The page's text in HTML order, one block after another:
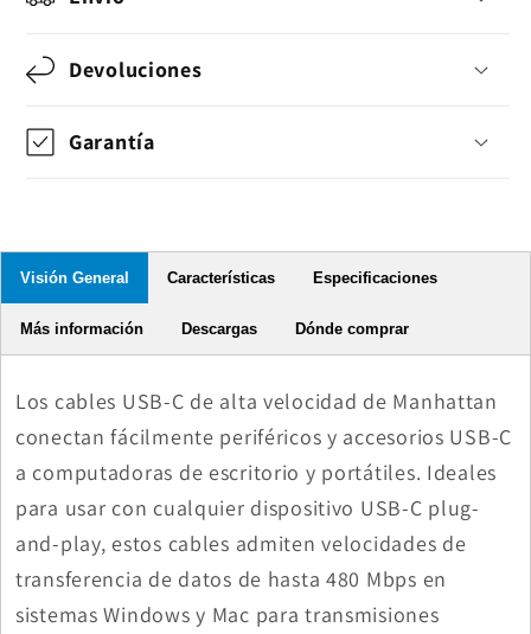
Devoluciones
Garantía
Visión General Características Especificaciones
Más información Descargas Dónde comprar
Los cables USB-C de alta velocidad de Manhattan
conectan fácilmente periféricos y accesorios USB-C
a computadoras de escritorio y portátiles. Ideales
para usar con cualquier dispositivo USB-C plug-
and-play, estos cables admiten velocidades de
transferencia de datos de hasta 480 Mbps en
sistemas Windows y Mac para transmisiones